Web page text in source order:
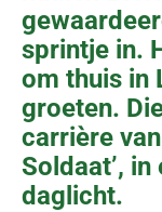
sprintje in.
om thuis in
groeten.
carrière
Soldaat’,
daglicht.